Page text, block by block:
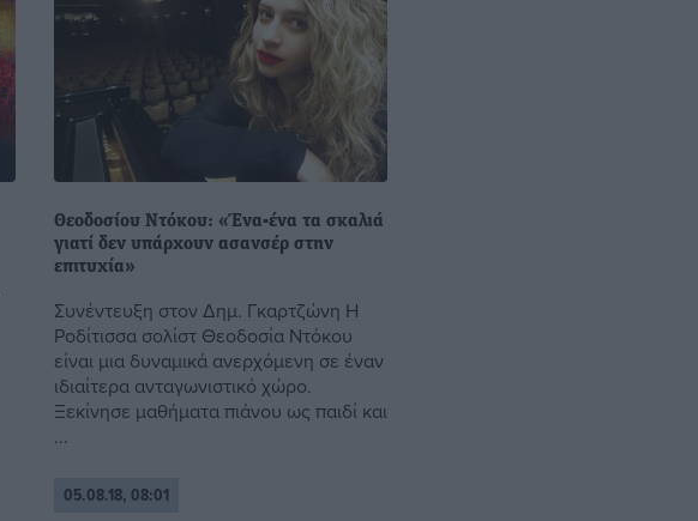
Θεοδοσίου Nτόκου: «Ένα-ένα τα σκαλιά
γιατί δεν υπάρχουν ασανσέρ στην
επιτυχία»
Συνέντευξη στον Δημ. Γκαρτζώνη Η
Ροδίτισσα σολίστ Θεοδοσία Ντόκου
είναι μια δυναμικά ανερχόμενη σε έναν
ιδιαίτερα ανταγωνιστικό χώρο.
Ξεκίνησε μαθήματα πιάνου ως παιδί και
...
05.08.18, 08:01